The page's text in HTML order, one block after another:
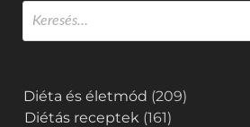
Diéta és életmód (209)
Diétás receptek (161)